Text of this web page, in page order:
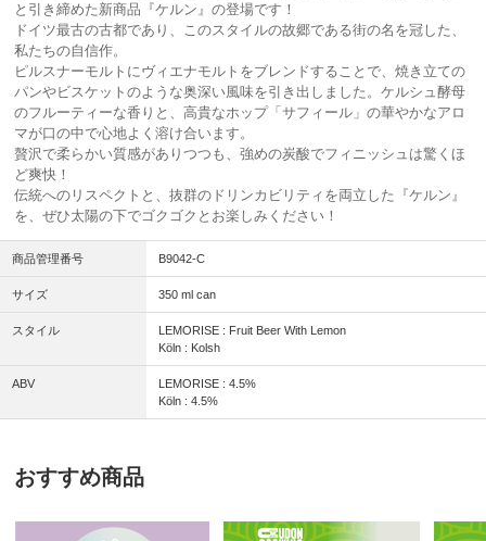
と引き締めた新商品『ケルン』の登場です！
ドイツ最古の古都であり、このスタイルの故郷である街の名を冠した、
私たちの自信作。
ピルスナーモルトにヴィエナモルトをブレンドすることで、焼き立ての
パンやビスケットのような奥深い風味を引き出しました。ケルシュ酵母
のフルーティーな香りと、高貴なホップ「サフィール」の華やかなアロ
マが口の中で心地よく溶け合います。
贅沢で柔らかい質感がありつつも、強めの炭酸でフィニッシュは驚くほ
ど爽快！
伝統へのリスペクトと、抜群のドリンカビリティを両立した『ケルン』
を、ぜひ太陽の下でゴクゴクとお楽しみください！
商品管理番号 B9042-C
サイズ 350 ml can
スタイル
LEMORISE : Fruit Beer With Lemon
Köln : Kolsh
ABV
LEMORISE : 4.5%
Köln : 4.5%
おすすめ商品